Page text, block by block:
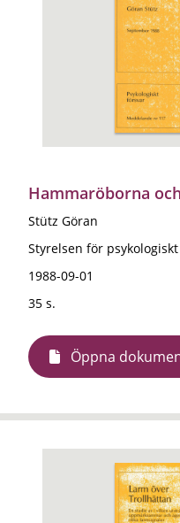
Hammaröborna
Stütz Göran
Styrelsen för psykologiskt
1988-09-01
35 s.
Öppna